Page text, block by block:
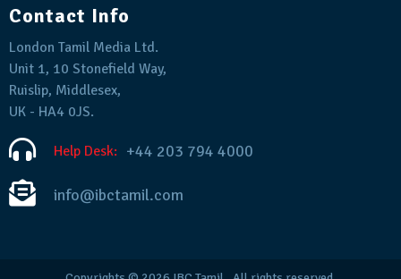
Contact Info
London Tamil Media Ltd.
Unit 1, 10 Stonefield Way,
Ruislip, Middlesex,
UK - HA4 0JS.
Help Desk: +44 203 794 4000
info@ibctamil.com